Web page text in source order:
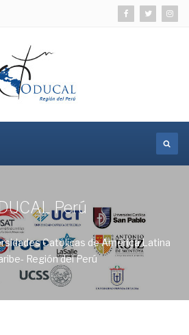
Perú
Católicas de América Latina
Región del Perú